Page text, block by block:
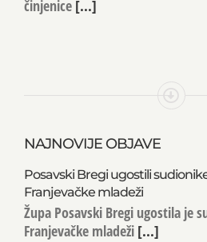
činjenice [...]
NAJNOVIJE OBJAVE
Posavski Bregi ugostili
Franjevačke mladeži
Župa Posavski Bregi ugostila je
Franjevačke mladeži [...]